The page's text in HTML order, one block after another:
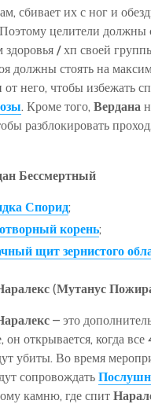
сбивает их с ног и
целители должны
здоровья / хп своей
должны стоять на
от него, чтобы избежать
. Кроме того, Вердана
разблокировать
Бессмертный
Спорид;
корень;
щит зернистого
(Мутанус
– это
он открывается, когда все
убиты. Во время
сопровождать
камню, где спит